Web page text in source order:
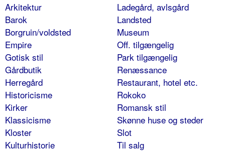
Arkitektur
Barok
Borgruin/voldsted
Empire
Gotisk stil
Gårdbutik
Herregård
Historicisme
Kirker
Klassicisme
Kloster
Kulturhistorie
Ladegård, avlsgård
Landsted
Museum
Off. tilgængelig
Park tilgængelig
Renæssance
Restaurant, hotel etc.
Rokoko
Romansk stil
Skønne huse og steder
Slot
Til salg